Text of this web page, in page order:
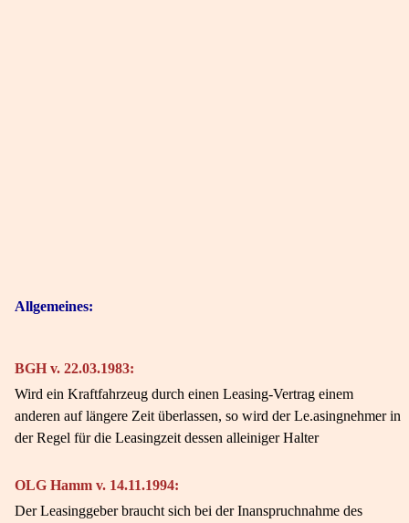
Allgemeines:
BGH v. 22.03.1983:
Wird ein Kraftfahrzeug durch einen Leasing-Vertrag einem
anderen auf längere Zeit überlassen, so wird der Le.asingnehmer in
der Regel für die Leasingzeit dessen alleiniger Halter
OLG Hamm v. 14.11.1994:
Der Leasinggeber braucht sich bei der Inanspruchnahme des